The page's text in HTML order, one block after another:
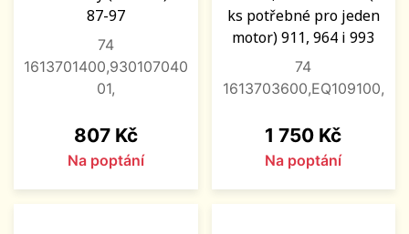
87-97
74
1613701400,930107040
01,
Cena
807 Kč
Na poptání
ks potřebné pro jeden
motor) 911, 964 i 993
74
1613703600,EQ109100,
Cena
1 750 Kč
Na poptání